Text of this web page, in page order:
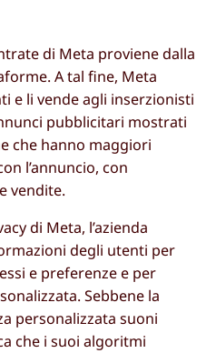
di Meta proviene dalla
A tal fine, Meta
e li vende agli inserzionisti
pubblicitari mostrati
che hanno maggiori
l’annuncio, con
vendite.
di Meta, l’azienda
degli utenti per
e preferenze e per
Sebbene la
personalizzata suoni
che i suoi algoritmi